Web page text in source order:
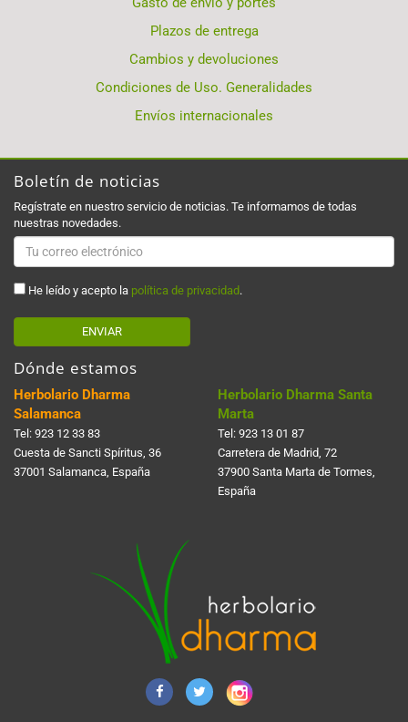
Plazos de entrega
Cambios y devoluciones
Condiciones de Uso. Generalidades
Envíos internacionales
Boletín de noticias
Regístrate en nuestro servicio de noticias. Te informamos de todas
nuestras novedades.
He leído y acepto la política de privacidad .
ENVIAR
Dónde estamos
Herbolario Dharma
Salamanca
Tel: 923 12 33 83
Cuesta de Sancti Spí­ritus, 36
37001 Salamanca, España
Herbolario Dharma Santa
Marta
Tel: 923 13 01 87
Carretera de Madrid, 72
37900 Santa Marta de Tormes,
España